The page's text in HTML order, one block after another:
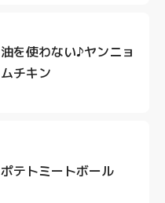
油を使わない♪ヤンニョ
ムチキン
ポテトミートボール